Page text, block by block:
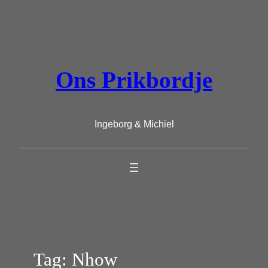
Ons Prikbordje
Ingeborg & Michiel
Tag: Nhow